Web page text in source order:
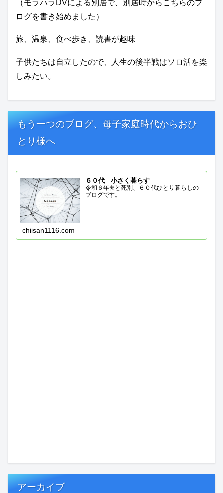
（モラハラDVによる別居で、別居時からこちらのブ
ログを書き始めました）
旅、温泉、食べ歩き、読書が趣味
子供たちは自立したので、人生の後半戦はソロ活を楽
しみたい。
もう一つのブログ、母子家庭時代からおひ
とり様へ
６０代 小さく暮らす
令和６年夫と死別、６０代ひとり暮らしの
ブログです。
chiisan1116.com
アーカイブ